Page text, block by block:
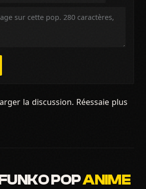
la discussion. Réessaie plus
POPANIME